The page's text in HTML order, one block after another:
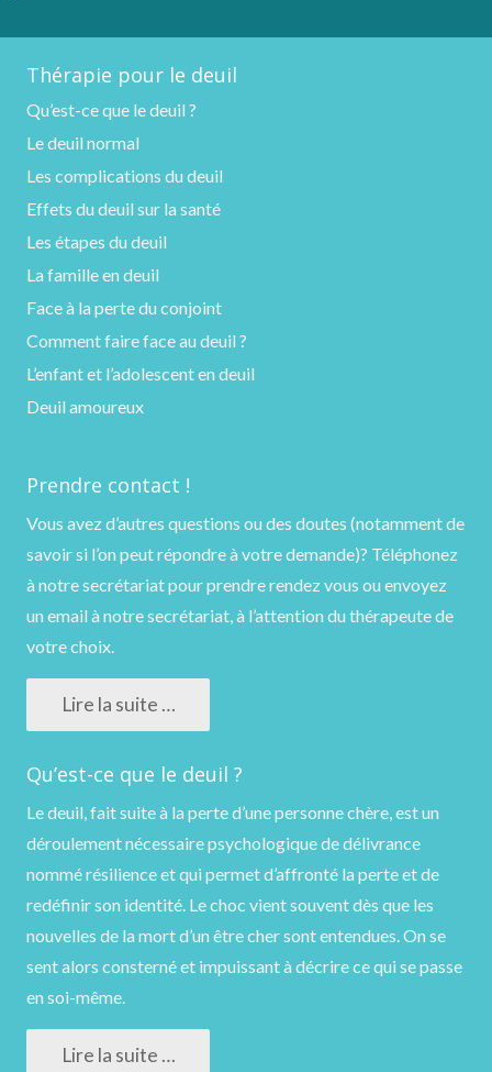
Thérapie pour le deuil
Qu’est-ce que le deuil ?
Le deuil normal
Les complications du deuil
Effets du deuil sur la santé
Les étapes du deuil
La famille en deuil
Face à la perte du conjoint
Comment faire face au deuil ?
L’enfant et l’adolescent en deuil
Deuil amoureux
Prendre contact !
Vous avez d’autres questions ou des doutes (notamment de
savoir si l’on peut répondre à votre demande)? Téléphonez
à notre secrétariat pour prendre rendez vous ou envoyez
un email à notre secrétariat, à l’attention du thérapeute de
votre choix.
Lire la suite …
Qu’est-ce que le deuil ?
Le deuil, fait suite à la perte d’une personne chère, est un
déroulement nécessaire psychologique de délivrance
nommé résilience et qui permet d’affronté la perte et de
redéfinir son identité. Le choc vient souvent dès que les
nouvelles de la mort d’un être cher sont entendues. On se
sent alors consterné et impuissant à décrire ce qui se passe
en soi-même.
Lire la suite …